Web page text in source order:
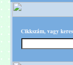
Cikkszám, vagy
Világ